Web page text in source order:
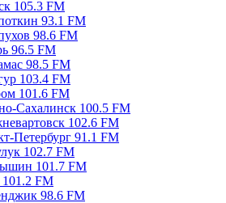
105.3 FM
93.1 FM
98.6 FM
96.5 FM
98.5 FM
103.4 FM
101.6 FM
Сахалинск 100.5 FM
102.6 FM
Петербург 91.1 FM
102.7 FM
101.7 FM
FM
98.6 FM